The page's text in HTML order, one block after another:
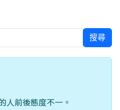
搜尋
人前後態度不一。